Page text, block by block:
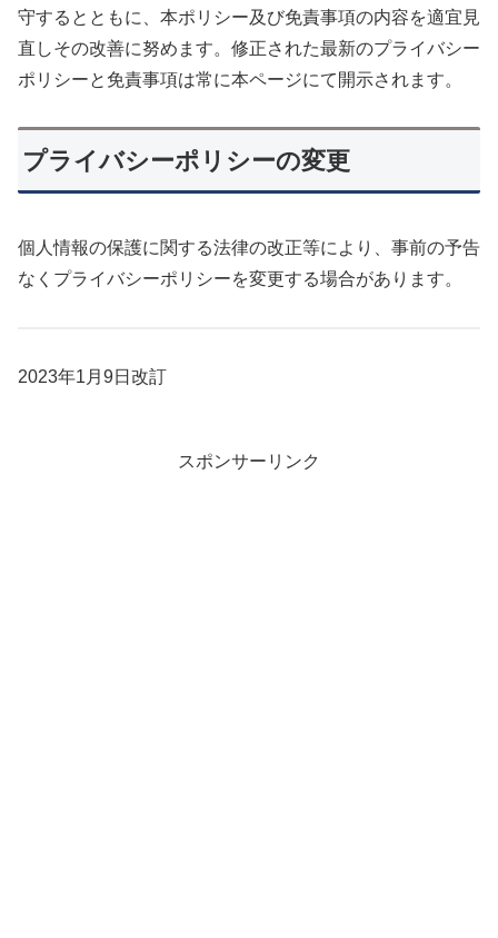
守するとともに、本ポリシー及び免責事項の内容を適宜見
直しその改善に努めます。修正された最新のプライバシー
ポリシーと免責事項は常に本ページにて開示されます。
プライバシーポリシーの変更
個人情報の保護に関する法律の改正等により、事前の予告
なくプライバシーポリシーを変更する場合があります。
2023年1月9日改訂
スポンサーリンク